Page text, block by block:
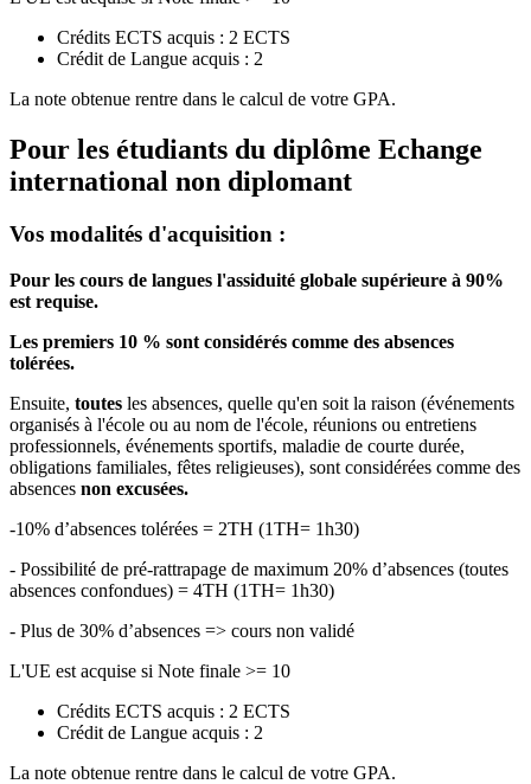
Crédits ECTS acquis : 2 ECTS
Crédit de Langue acquis : 2
La note obtenue rentre dans le calcul de votre GPA.
Pour les étudiants du diplôme Echange
international non diplomant
Vos modalités d'acquisition :
Pour les cours de langues l'assiduité globale supérieure à 90%
est requise.
Les premiers 10 % sont considérés comme des absences
tolérées.
Ensuite, toutes les absences, quelle qu'en soit la raison (événements
organisés à l'école ou au nom de l'école, réunions ou entretiens
professionnels, événements sportifs, maladie de courte durée,
obligations familiales, fêtes religieuses), sont considérées comme des
absences non excusées.
-10% d’absences tolérées = 2TH (1TH= 1h30)
- Possibilité de pré-rattrapage de maximum 20% d’absences (toutes
absences confondues) = 4TH (1TH= 1h30)
- Plus de 30% d’absences => cours non validé
L'UE est acquise si Note finale >= 10
Crédits ECTS acquis : 2 ECTS
Crédit de Langue acquis : 2
La note obtenue rentre dans le calcul de votre GPA.